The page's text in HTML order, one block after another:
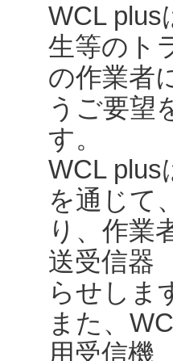
WCL plus
生等のト
の作業者
うご要望
す。
WCL
を通じて
り、作業
送受信器
らせしま
また、
用受信機